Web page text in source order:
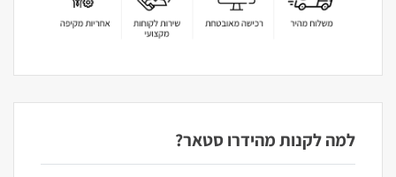
למה לקנות מהידרו סטאר?